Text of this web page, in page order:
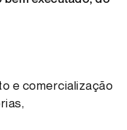
e comercialização